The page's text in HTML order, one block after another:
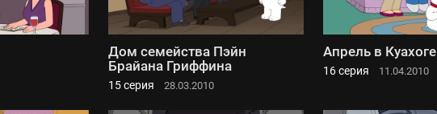
Дом семейства Пэйн
Брайана Гриффина
15 серия 28.03.2010
Апрель в Куахоге
16 серия 11.04.2010